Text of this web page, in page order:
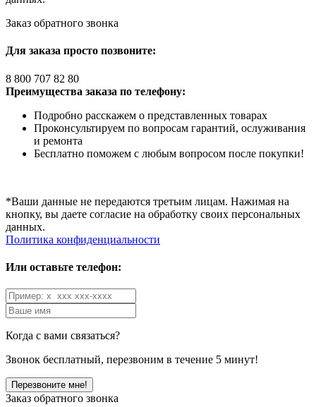
Заказ обратного звонка
Для заказа просто позвоните:
8 800 707 82 80
Преимущества заказа по телефону:
Подробно расскажем о представленных товарах
Проконсультируем по вопросам гарантий, ослуживания
и ремонта
Бесплатно поможем с любым вопросом после покупки!
*Ваши данные не передаются третьим лицам. Нажимая на
кнопку, вы даете согласие на обработку своих персональных
данных.
Политика конфиденциальности
Или оставьте телефон:
Когда с вами связаться?
Звонок бесплатный, перезвоним в течение 5 минут!
Заказ обратного звонка